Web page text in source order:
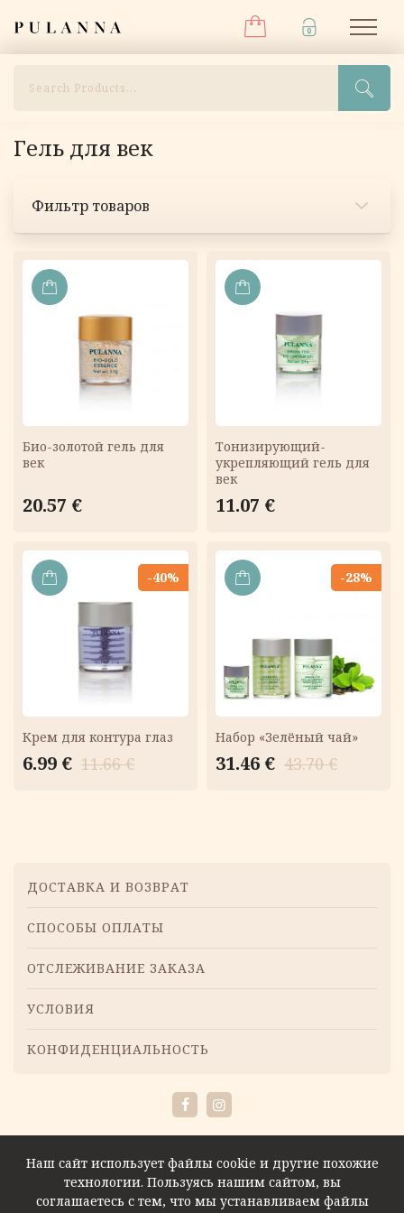
Меню
Гель для век
Фильтр товаров
Био-золотой гель для
век
20.57 €
В
КОРЗИНУ
Тонизирующий-
укрепляющий гель для
век
11.07 €
В
КОРЗИНУ
-40%
Крем для контура глаз
11.66€
Первоначальная
6.99 €
Текущая
В
КОРЗИНУ
-28%
Набор «Зелёный чай»
43.70€
Первоначальная
31.46 €
Текущая
В
товарам
Меню
ДОСТАВКА И ВОЗВРАТ
СПОСОБЫ ОПЛАТЫ
ОТСЛЕЖИВАНИЕ ЗАКАЗА
УСЛОВИЯ
КОНФИДЕНЦИАЛЬНОСТЬ
FacebookInstagram
Наш сайт использует файлы cookie и другие похожие
технологии. Пользуясь нашим сайтом, вы
соглашаетесь с тем, что мы устанавливаем файлы